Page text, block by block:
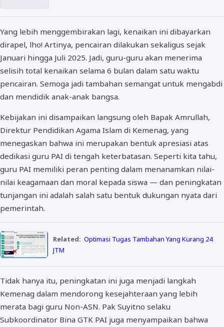
Yang lebih menggembirakan lagi, kenaikan ini dibayarkan
dirapel, lho! Artinya, pencairan dilakukan sekaligus sejak
Januari hingga Juli 2025. Jadi, guru-guru akan menerima
selisih total kenaikan selama 6 bulan dalam satu waktu
pencairan. Semoga jadi tambahan semangat untuk mengabdi
dan mendidik anak-anak bangsa.
Kebijakan ini disampaikan langsung oleh Bapak Amrullah,
Direktur Pendidikan Agama Islam di Kemenag, yang
menegaskan bahwa ini merupakan bentuk apresiasi atas
dedikasi guru PAI di tengah keterbatasan. Seperti kita tahu,
guru PAI memiliki peran penting dalam menanamkan nilai-
nilai keagamaan dan moral kepada siswa — dan peningkatan
tunjangan ini adalah salah satu bentuk dukungan nyata dari
pemerintah.
Related: Optimasi Tugas Tambahan Yang Kurang 24
JTM
Tidak hanya itu, peningkatan ini juga menjadi langkah
Kemenag dalam mendorong kesejahteraan yang lebih
merata bagi guru Non-ASN. Pak Suyitno selaku
Subkoordinator Bina GTK PAI juga menyampaikan bahwa